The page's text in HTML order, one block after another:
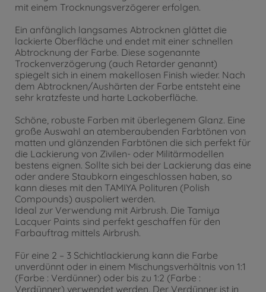
mit einem Trocknungsverzögerer erfolgen.
Ein anfänglich langsames Abtrocknen glättet die
lackierte Oberfläche und endet mit einer schnellen
Abtrocknung der Farbe. Diese sogenannte
Trockenverzögerung (auch Retarder genannt)
spiegelt sich in einem makellosen Finish wieder. Nach
dem Abtrocknen/Aushärten der Farbe entsteht eine
sehr kratzfeste und harte Lackoberfläche.
Schöne, robuste Farben mit überlegenem Glanz. Eine
große Auswahl an atemberaubenden Farbtönen von
matten und glänzenden Farbtönen die sich perfekt für
die Lackierung von Zivilen- oder Militärmodellen
bestens eignen. Sollte sich bei der Lackierung das eine
oder andere Staubkorn eingeschlossen haben, so
kann dieses mit den TAMIYA Polituren (Polish
Compounds) auspoliert werden.
Ideal zur Verwendung mit Airbrush. Die Tamiya
Lacquer Paints sind perfekt geschaffen für den
Farbauftrag mittels Airbrush.
Für eine 2 – 3 Schichtlackierung kann die Farbe
unverdünnt oder in einem Mischungsverhältnis von 1:1
(Farbe : Verdünner) oder bis zu 1:2 (Farbe :
Verdünner) verwendet werden. Der Verdünner ist in